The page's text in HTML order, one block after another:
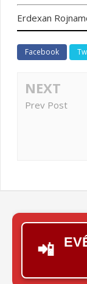
Erdexan
Facebook
NEXT
Prev Post
📲